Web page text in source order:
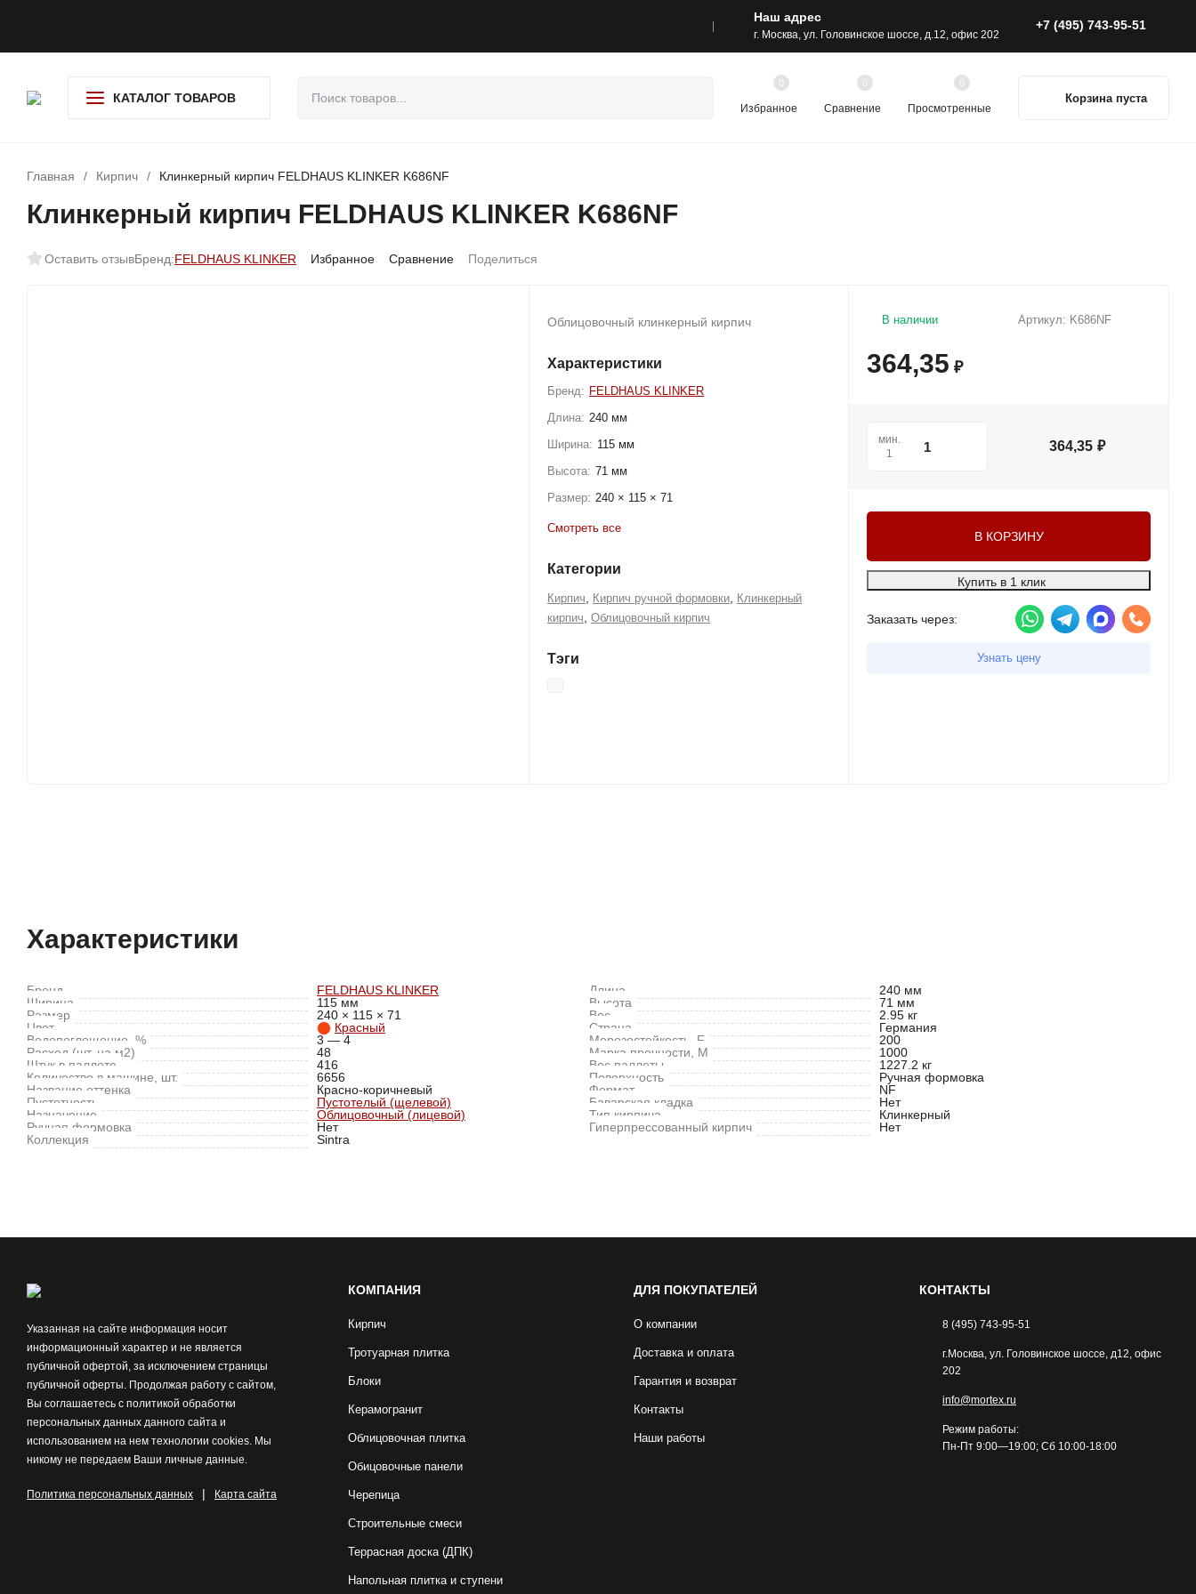
Наш адрес
г. Москва, ул. Головинское шоссе, д.12, офис 202
+7 (495) 743-95-51
КАТАЛОГ ТОВАРОВ
Избранное
0
Сравнение
0
Просмотренные
0
Корзина пуста
Главная / Кирпич / Клинкерный кирпич FELDHAUS KLINKER K686NF
Клинкерный кирпич FELDHAUS KLINKER K686NF
Оставить отзывБренд:FELDHAUS KLINKER Избранное Сравнение Поделиться
Облицовочный клинкерный кирпич
Характеристики
Бренд: FELDHAUS KLINKER
Длина: 240 мм
Ширина: 115 мм
Высота: 71 мм
Размер: 240 × 115 × 71
Смотреть все
Категории
Кирпич Кирпич ручной формовки
Клинкерный
кирпич ,Облицовочный кирпич
Тэги
Артикул: K686NF
В наличии
364,35 ₽
мин.
1
364,35 ₽
В КОРЗИНУ
Купить в 1 клик
Заказать через:
Узнать цену
Характеристики
Бренд FELDHAUS KLINKER Длина
240 мм
Ширина
115 мм Высота
71 мм
Размер
240 × 115 × 71 Вес
2.95 кг
Цвет
Красный Страна
Германия
Водопоглощение, %
3 — 4 Морозостойкость, F
200
Расход (шт. на м2)
48 Марка прочности, M
1000
Штук в паллете
416 Вес паллеты
1227.2 кг
Количество в машине, шт.
6656 Поверхность
Ручная формовка
Название оттенка
Красно-коричневый Формат
NF
Пустотность
Пустотелый (щелевой) Баварская кладка
Нет
Назначение
Облицовочный (лицевой) Тип кирпича
Клинкерный
Ручная формовка
Нет Гиперпрессованный кирпич
Нет
Коллекция
Sintra
Указанная на сайте информация носит
информационный характер и не является
публичной офертой, за исключением страницы
публичной оферты. Продолжая работу с сайтом,
Вы соглашаетесь с политикой обработки
персональных данных данного сайта и
использованием на нем технологии cookies. Мы
никому не передаем Ваши личные данные.
Политика персональных данных | Карта сайта
КОМПАНИЯ
Кирпич
Тротуарная плитка
Блоки
Керамогранит
Облицовочная плитка
Обицовочные панели
Черепица
Строительные смеси
Террасная доска (ДПК)
Напольная плитка и ступени
ДЛЯ ПОКУПАТЕЛЕЙ
О компании
Доставка и оплата
Гарантия и возврат
Контакты
Наши работы
КОНТАКТЫ
8 (495) 743-95-51
г.Москва, ул. Головинское шоссе, д12, офис
202
info@mortex.ru
Режим работы:
Пн-Пт 9:00—19:00; Сб 10:00-18:00